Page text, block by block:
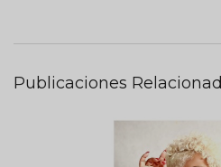
Publicaciones